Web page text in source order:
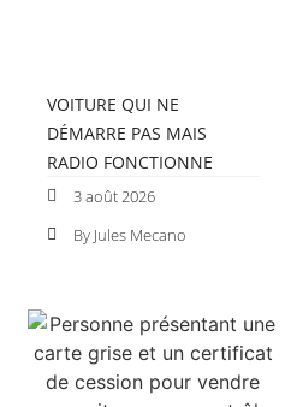
VOITURE QUI NE
DÉMARRE PAS MAIS
RADIO FONCTIONNE
3 août 2026
By Jules Mecano